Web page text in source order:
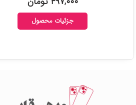
جزئیات محصول